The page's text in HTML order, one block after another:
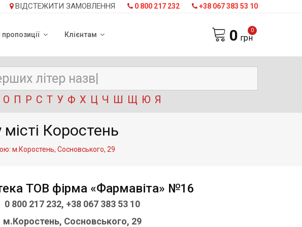
ВІДСТЕЖИТИ ЗАМОВЛЕННЯ 0 800 217 232 +38 067 383 53 10
пропозиції Клієнтам
0
0 грн
О П Р С Т У Ф Х Ц Ч Ш Щ Ю Я
Коростень
м.Коростень, Сосновського, 29
ТОВ фірма «Фармавіта» №16
0 800 217 232, +38 067 383 53 10
м.Коростень, Сосновського, 29